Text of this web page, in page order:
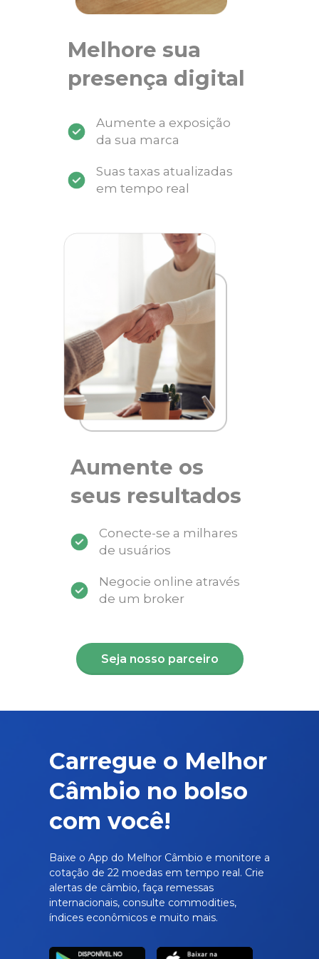
Melhore sua
presença digital
Aumente a exposição
da sua marca
Suas taxas atualizadas
em tempo real
Aumente os
seus resultados
Conecte-se a milhares
de usuários
Negocie online através
de um broker
Seja nosso parceiro
Carregue o Melhor
Câmbio no bolso
com você!
Baixe o App do Melhor Câmbio e monitore a
cotação de 22 moedas em tempo real. Crie
alertas de câmbio, faça remessas
internacionais, consulte commodities,
índices econômicos e muito mais.